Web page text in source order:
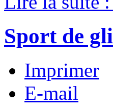
Sport de
Imprimer
E-mail